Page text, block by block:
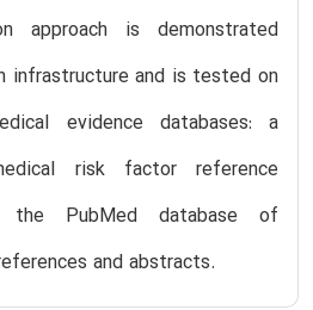
approach is demonstrated
infrastructure and is tested on
evidence databases: a
risk factor reference
PubMed database of
and abstracts.